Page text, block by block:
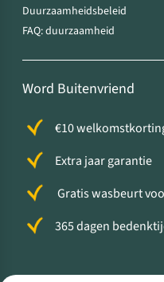
Duurzaamheidsbeleid
FAQ: duurzaamheid
Word Buitenvriend
€10
Extra jaar garantie
Gratis wasbeurt
365 dagen